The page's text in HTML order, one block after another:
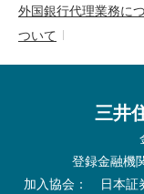
外国銀行代理業務に
ついて
三井
登録金融機
加入協会： 日本証